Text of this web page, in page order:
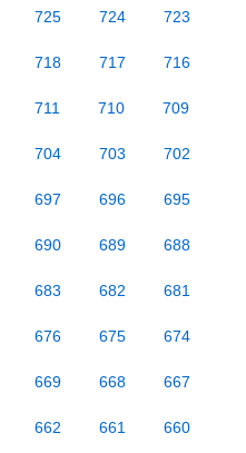
725 724 723
718 717 716
711 710 709
704 703 702
697 696 695
690 689 688
683 682 681
676 675 674
669 668 667
662 661 660